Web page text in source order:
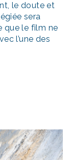
le doute et
sera
que le film ne
l’une des